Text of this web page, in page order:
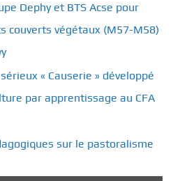
Dephy et BTS Acse pour
couverts végétaux (M57-M58)
« Causerie » développé
par apprentissage au CFA
sur le pastoralisme